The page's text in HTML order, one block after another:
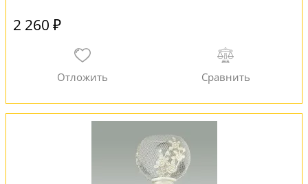
2 260 ₽